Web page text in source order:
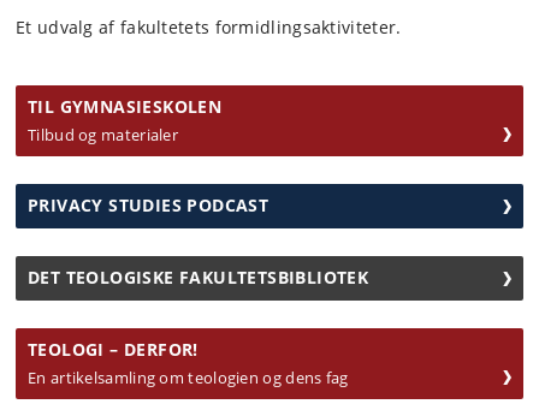
Et udvalg af fakultetets formidlingsaktiviteter.
TIL GYMNASIESKOLEN
Tilbud og materialer
PRIVACY STUDIES PODCAST
DET TEOLOGISKE FAKULTETSBIBLIOTEK
TEOLOGI – DERFOR!
En artikelsamling om teologien og dens fag